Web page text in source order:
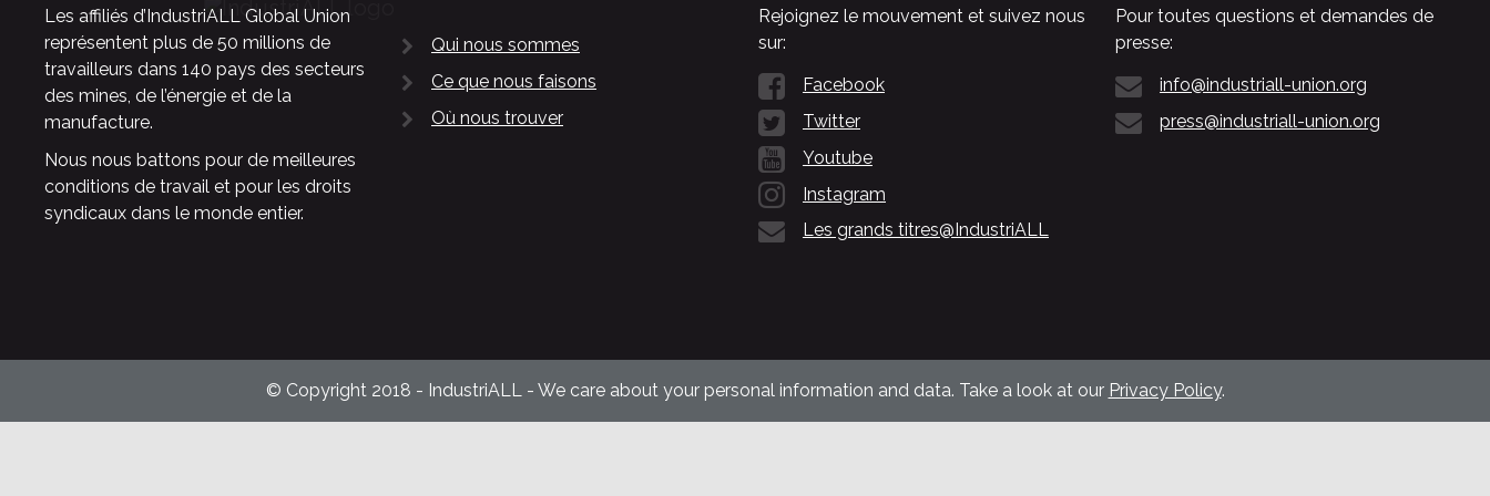
Les affiliés d’IndustriALL Global Union
représentent plus de 50 millions de
travailleurs dans 140 pays des secteurs
des mines, de l’énergie et de la
manufacture.
Nous nous battons pour de meilleures
conditions de travail et pour les droits
syndicaux dans le monde entier.
Qui nous sommes
Ce que nous faisons
Où nous trouver
Rejoignez le mouvement et suivez nous
sur:
Facebook
Twitter
Youtube
Instagram
Les grands titres@IndustriALL
Pour toutes questions et demandes de
presse:
info@industriall-union.org
press@industriall-union.org
© Copyright 2018 - IndustriALL - We care about your personal information and data. Take a look at our Privacy Policy.